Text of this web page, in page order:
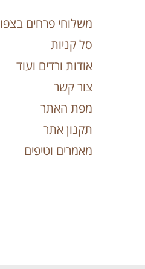
משלוחי פרחים
סל קניות
אודות ורדים ועוד
צור קשר
מפת האתר
תקנון אתר
מאמרים וטיפים